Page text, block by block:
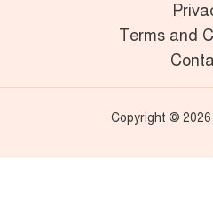
Terms and
Copyright ©